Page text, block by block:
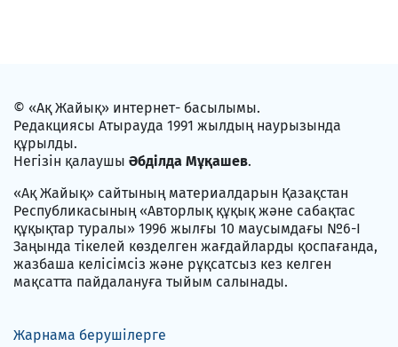
© «Ақ Жайық» интернет- басылымы.
Редакциясы Атырауда 1991 жылдың наурызында
құрылды.
Негізін қалаушы Әбділда Мұқашев.
«Ақ Жайық» сайтының материалдарын Қазақстан
Республикасының «Авторлық құқық және сабақтас
құқықтар туралы» 1996 жылғы 10 маусымдағы №6-I
Заңында тікелей көзделген жағдайларды қоспағанда,
жазбаша келісімсіз және рұқсатсыз кез келген
мақсатта пайдалануға тыйым салынады.
Жарнама берушілерге